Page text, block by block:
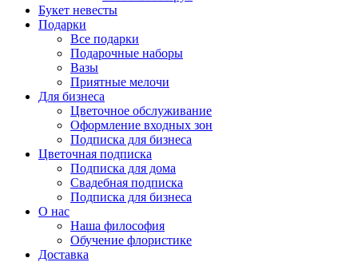
Букет невесты
Подарки
Все подарки
Подарочные наборы
Вазы
Приятные мелочи
Для бизнеса
Цветочное обслуживание
Оформление входных зон
Подписка для бизнеса
Цветочная подписка
Подписка для дома
Свадебная подписка
Подписка для бизнеса
О нас
Наша философия
Обучение флористике
Доставка